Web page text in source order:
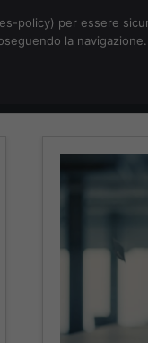
policy) per essere
la navigazione.